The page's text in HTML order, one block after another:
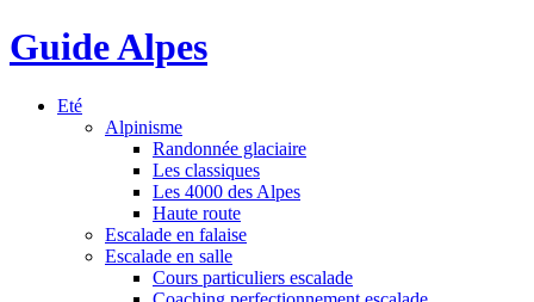
Guide Alpes
Eté
Alpinisme
Randonnée glaciaire
Les classiques
Les 4000 des Alpes
Haute route
Escalade en falaise
Escalade en salle
Cours particuliers escalade